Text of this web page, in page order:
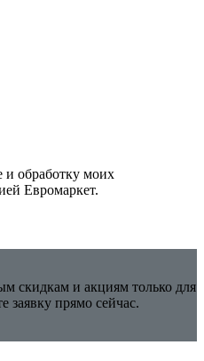
и обработку моих
Евромаркет.
скидкам и акциям только для
заявку прямо сейчас.